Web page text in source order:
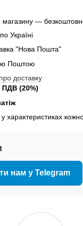
магазину —
Україні
"Нова Пошта"
Поштою
доставку
ПДВ (20%)
характеристиках
нам у Telegram